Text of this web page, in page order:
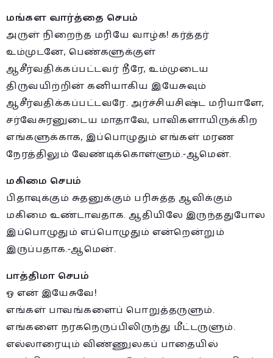
மங்கள வார்த்தை செபம்
அருள் நிறைந்த மரியே வாழ்க! கர்த்தர்
உம்முடனே, பெண்களுக்குள்
ஆசீர்வதிக்கப்பட்டவர் நீரே, உம்முடைய
திருவயிற்றின் கனியாகிய இயேசுவும்
ஆசீர்வதிக்கப்பட்டவரே. அர்ச்சியசிஷ்ட மரியாளே,
சர்வேசுரனுடைய மாதாவே, பாவிகளாயிருக்கிற
எங்களுக்காக, இப்பொழுதும் எங்கள் மரண
நேரத்திலும் வேண்டிக்கொள்ளும்.-ஆமென்.
மகிமை செபம்
பிதாவுக்கும் சுதனுக்கும் பரிசுத்த ஆவிக்கும்
மகிமை உண்டாவதாக. ஆதியிலே இருந்ததுபோல
இப்பொழுதும் எப்பொழுதும் என்றென்றும்
இருப்பதாக.-ஆமென்.
பாத்திமா செபம்
ஓ என் இயேசுவே!
எங்கள் பாவங்களைப் பொறுத்தருளும்.
எங்களை நரகநெருப்பிலிருந்து மீட்டருளும்.
எல்லாரையும் விண்ணுலகப் பாதையில்